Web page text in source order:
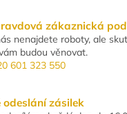
zákaznická
nenajdete roboty, ale
budou věnovat.
601 323 550
odeslání zásilek